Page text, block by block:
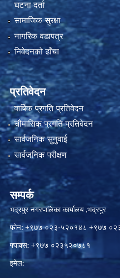
घटना दर्ता
सामाजिक सुरक्षा
नागरिक वडापत्र
निवेदनको ढाँचा
प्रतिवेदन
वार्षिक प्रगति प्रतिवेदन
चौमासिक प्रगति प्रतिवेदन
सार्वजनिक सुनुवाई
सार्वजनिक परीक्षण
सम्पर्क
भद्रपुर नगरपालिका कार्यालय ,भद्रपुर
फोन: +९७७ ०२३-५२०१४८ +९७७
फ्याक्स: +९७७ ०२३५२०७८१
इमेल: